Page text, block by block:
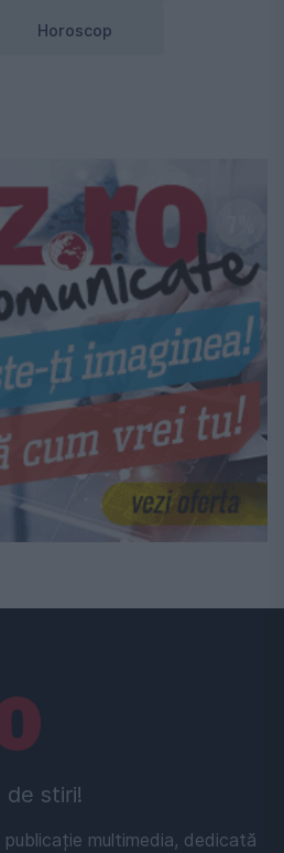
Horoscop
stiri!
multimedia, dedicată